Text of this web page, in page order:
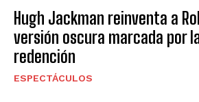
Hugh Jackman reinventa a
versión oscura marcada por
redención
ESPECTÁCULOS